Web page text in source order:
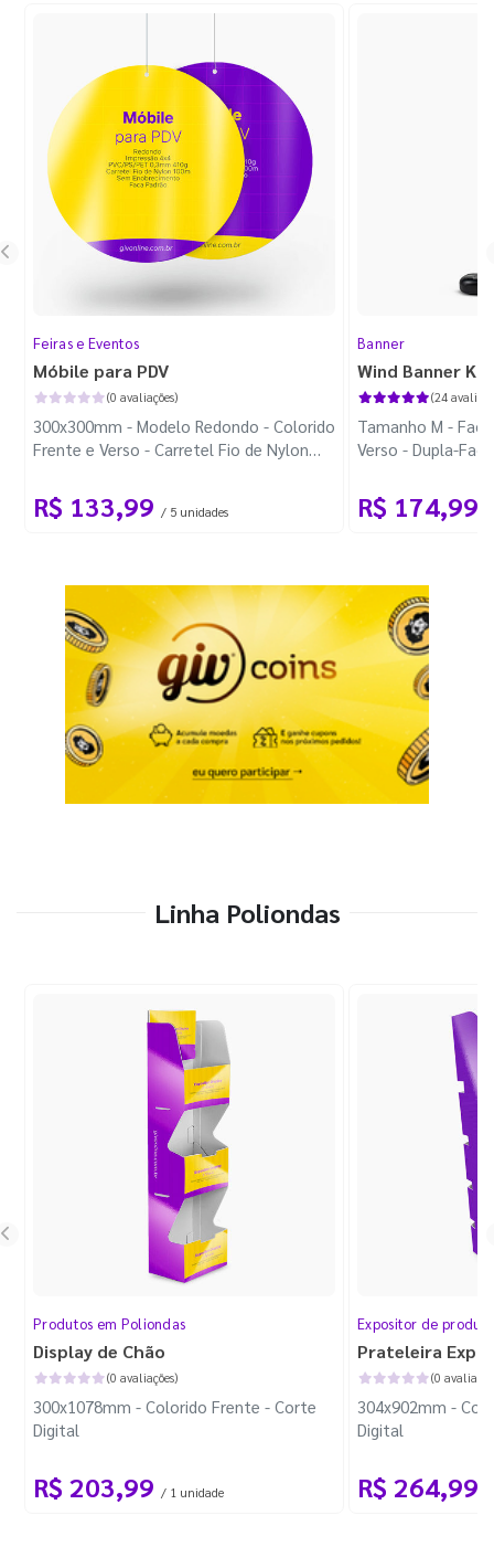
Feiras e Eventos
Móbile para PDV
(0 avaliações)
300x300mm - Modelo Redondo - Colorido
Frente e Verso - Carretel Fio de Nylon
R$ 133,99 / 5 unidades
Banner
Wind Banner
(24
Tamanho M -
Verso - Dupla-
R$ 174,99
Linha Poliondas
Produtos em Poliondas
Display de Chão
(0 avaliações)
300x1078mm - Colorido Frente - Corte
Digital
R$ 203,99 / 1 unidade
Expositor de
Prateleira
(0
304x902mm -
Digital
R$ 264,99